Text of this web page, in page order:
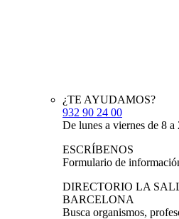
¿TE AYUDAMOS?
932 90 24 00
De lunes a viernes de 8 a
ESCRÍBENOS
Formulario de
DIRECTORIO LA
BARCELONA
Busca organismos,